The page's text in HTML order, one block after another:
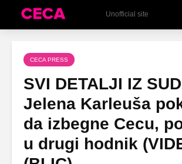
Unofficial site
CECA PRESS
SVI DETALJI IZ
Jelena Karleuša
da izbegne Cecu,
u drugi hodnik